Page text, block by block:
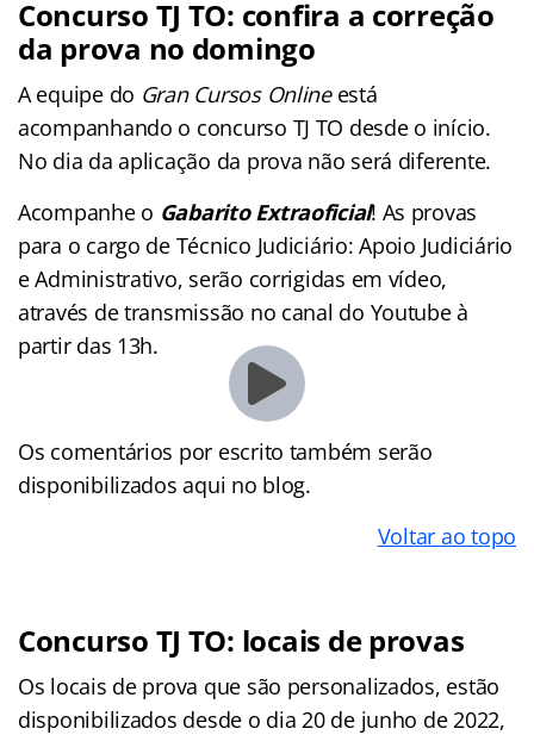
Concurso TJ TO: confira a correção
da prova no domingo
A equipe do Gran Cursos Onlineestá
acompanhando o concurso TJ TO desde o início.
No dia da aplicação da prova não será diferente.
Acompanhe o Gabarito Extraoficial! As provas
para o cargo de Técnico Judiciário: Apoio Judiciário
e Administrativo, serão corrigidas em vídeo,
através de transmissão no canal do Youtube à
partir das 13h.
Os comentários por escrito também serão
disponibilizados aqui no blog.
Voltar ao topo
Concurso TJ TO: locais de provas
Os locais de prova que são personalizados, estão
disponibilizados desde o dia 20 de junho de 2022,